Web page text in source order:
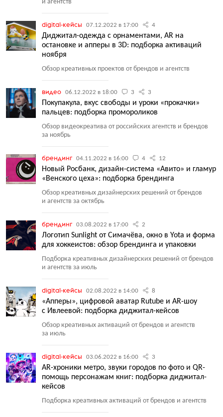
и агентств
digital-кейсы 07.12.2022 в 17:00 4
Диджитал-одежда с орнаментами, AR на
остановке и апперы в 3D: подборка активаций
ноября
Обзор креативных проектов от брендов и агентств
видео 06.12.2022 в 18:00 3 3
Покупакула, вкус свободы и уроки «прокачки»
пальцев: подборка промороликов
Обзор видеокреатива от российских агентств и брендов
за ноябрь
брендинг 04.11.2022 в 16:00 4 12
Новый Росбанк, дизайн-система «Авито» и гламур
«Венского цеха»: подборка брендинга
Обзор креативных дизайнерских решений от брендов
и агентств за октябрь
брендинг 03.08.2022 в 17:00 2
Логотип Sunlight от Симачёва, окно в Yota и форма
для хоккеистов: обзор брендинга и упаковки
Подборка креативных дизайнерских решений от брендов
и агентств за июль
digital-кейсы 02.08.2022 в 14:00 8
«Апперы», цифровой аватар Rutube и AR-шоу
с Ивлеевой: подборка диджитал-кейсов
Обзор креативных активаций от брендов и агентств
за июль
digital-кейсы 03.06.2022 в 16:00 3
AR-хроники метро, звуки городов по фото и QR-
помощь персонажам книг: подборка диджитал-
кейсов
Подборка креативных активаций от брендов и агентств